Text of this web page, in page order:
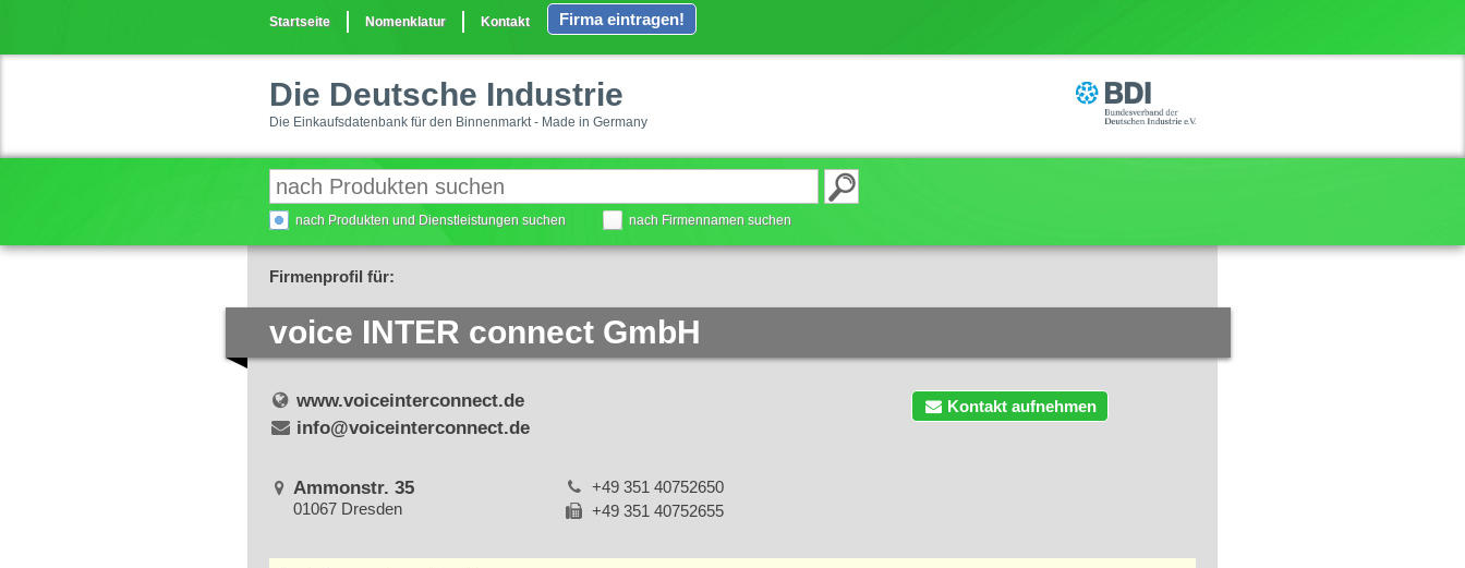
Startseite Nomenklatur Kontakt Firma eintragen!
Die Deutsche Industrie
Die Einkaufsdatenbank für den Binnenmarkt - Made in Germany
nach Produkten und Dienstleistungen suchen nach Firmennamen suchen
Firmenprofil für:
voice INTER connect GmbH
Kontakt aufnehmen
www.voiceinterconnect.de
info@voiceinterconnect.de
Ammonstr. 35
01067 Dresden
+49 351 40752650
+49 351 40752655